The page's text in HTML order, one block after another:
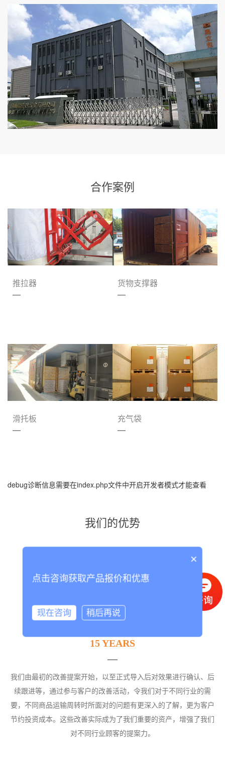
合作案例
推拉器 货物支撑器
滑托板 充气袋
debug诊断信息需要在index.php文件中开启开发者模式才能查看
我们的优势
15 YEARS
我们由最初的改善提案开始，以至正式导入后对效果进行确认、后
续跟进等，通过参与客户的改善活动，令我们对于不同行业的需
要，不同商品运输周转时所面对的问题有更深入的了解，更为客户
节约投资成本。这些改善实际成为了我们重要的资产，增强了我们
对不同行业顾客的提案力。
×
点击咨询获取产品报价和优惠
现在咨询 稍后再说